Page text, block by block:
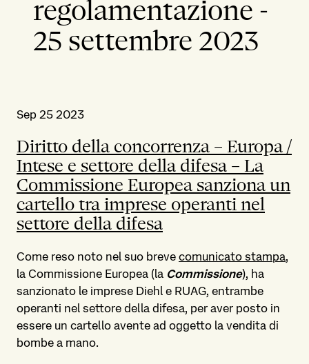
regolamentazione -
25 settembre 2023
Sep 25 2023
Diritto della concorrenza – Europa /
Intese e settore della difesa – La
Commissione Europea sanziona un
cartello tra imprese operanti nel
settore della difesa
Come reso noto nel suo breve comunicato stampa,
la Commissione Europea (la Commissione), ha
sanzionato le imprese Diehl e RUAG, entrambe
operanti nel settore della difesa, per aver posto in
essere un cartello avente ad oggetto la vendita di
bombe a mano.